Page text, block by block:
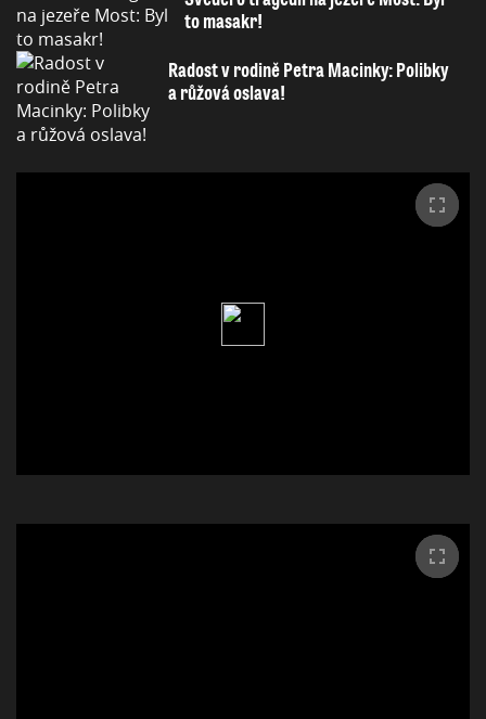
to masakr!
Radost v rodině Petra Macinky: Polibky
a růžová oslava!